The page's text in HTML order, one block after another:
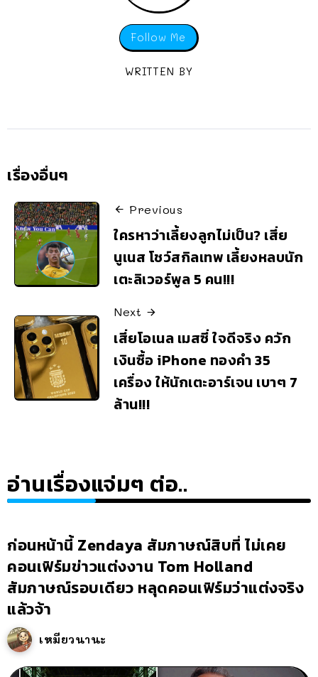
Follow Me
WRITTEN BY
เรื่องอื่นๆ
Previous
ใครหาว่าเลี้ยงลูกไม่เป็น? เสี่ย
นูเนส โชว์สกิลเทพ เลี้ยงหลบนัก
เตะลิเวอร์พูล 5 คน!!!
Next
เสี่ยโอเนล เมสซี่ ใจดีจริง ควัก
เงินซื้อ iPhone ทองคำ 35
เครื่อง ให้นักเตะอาร์เจน เบาๆ 7
ล้าน!!!
อ่านเรื่องแจ่มๆ ต่อ..
ก่อนหน้านี้ Zendaya สัมภาษณ์สิบที่ ไม่เคย
คอนเฟิร์มข่าวแต่งงาน Tom Holland
สัมภาษณ์รอบเดียว หลุดคอนเฟิร์มว่าแต่งจริง
แล้วจ้า
เหมียวนานะ